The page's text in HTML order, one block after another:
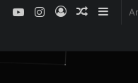
Kenar
Rastgele
Kayıt
Instagram
YouTube